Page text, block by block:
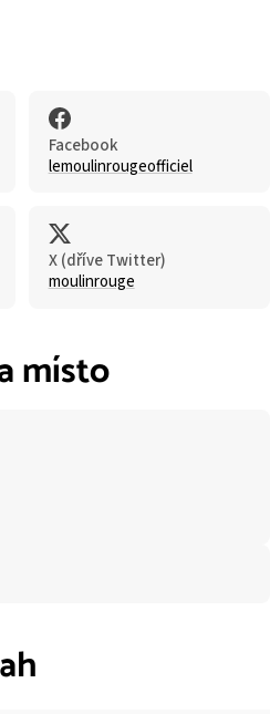
Facebook
lemoulinrougeofficiel
X (dříve Twitter)
moulinrouge
místo